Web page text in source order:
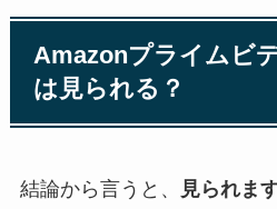
Amazonプライムビ
は見られる？
結論から言うと、 見られます